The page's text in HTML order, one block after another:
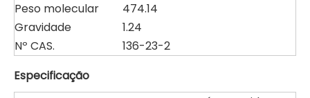
Peso molecular
474.14
Gravidade
1.24
Nº CAS.
136-23-2
Especificação